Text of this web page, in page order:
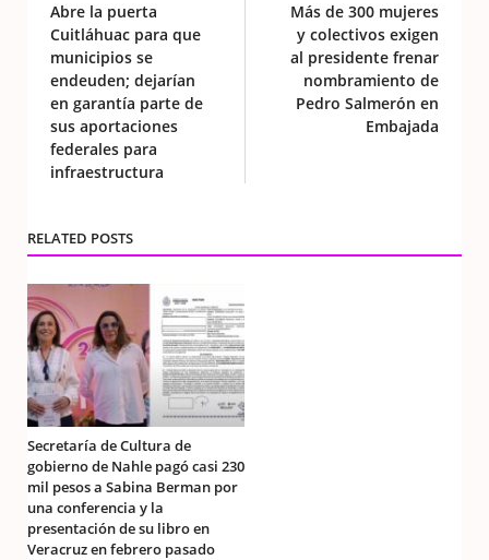
Abre la puerta
Cuitláhuac para que
municipios se
endeuden; dejarían
en garantía parte de
sus aportaciones
federales para
infraestructura
Más de 300 mujeres
y colectivos exigen
al presidente frenar
nombramiento de
Pedro Salmerón en
Embajada
RELATED POSTS
Secretaría de Cultura de
gobierno de Nahle pagó casi 230
mil pesos a Sabina Berman por
una conferencia y la
presentación de su libro en
Veracruz en febrero pasado